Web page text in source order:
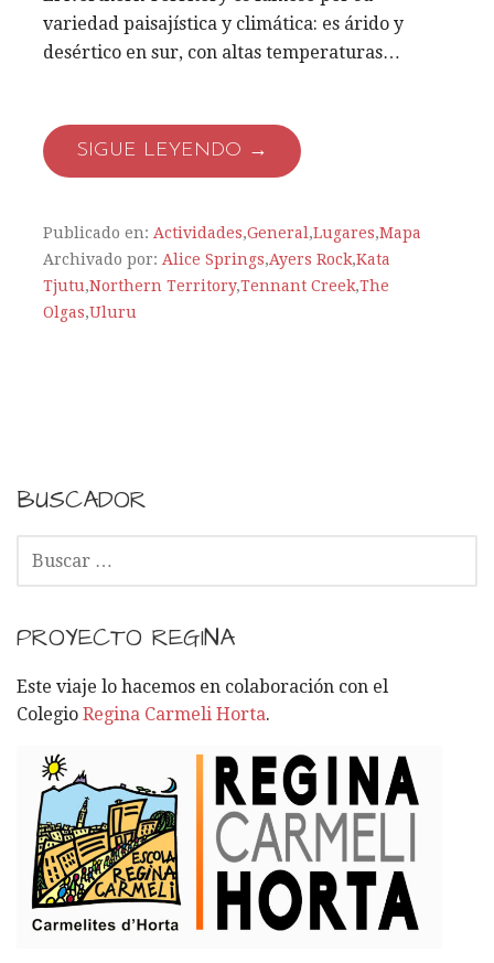
variedad paisajística y climática: es árido y
desértico en sur, con altas temperaturas…
SIGUE LEYENDO →
Publicado en: Actividades,General ,Lugares,Mapa
Archivado por: Alice Springs,Ayers Rock,Kata
Tjutu,Northern Territory,Tennant Creek,The
Olgas,Uluru
BUSCADOR
C
R
:
PROYECTO REGINA
Este viaje lo hacemos en colaboración con el
Colegio Regina Carmeli Horta.